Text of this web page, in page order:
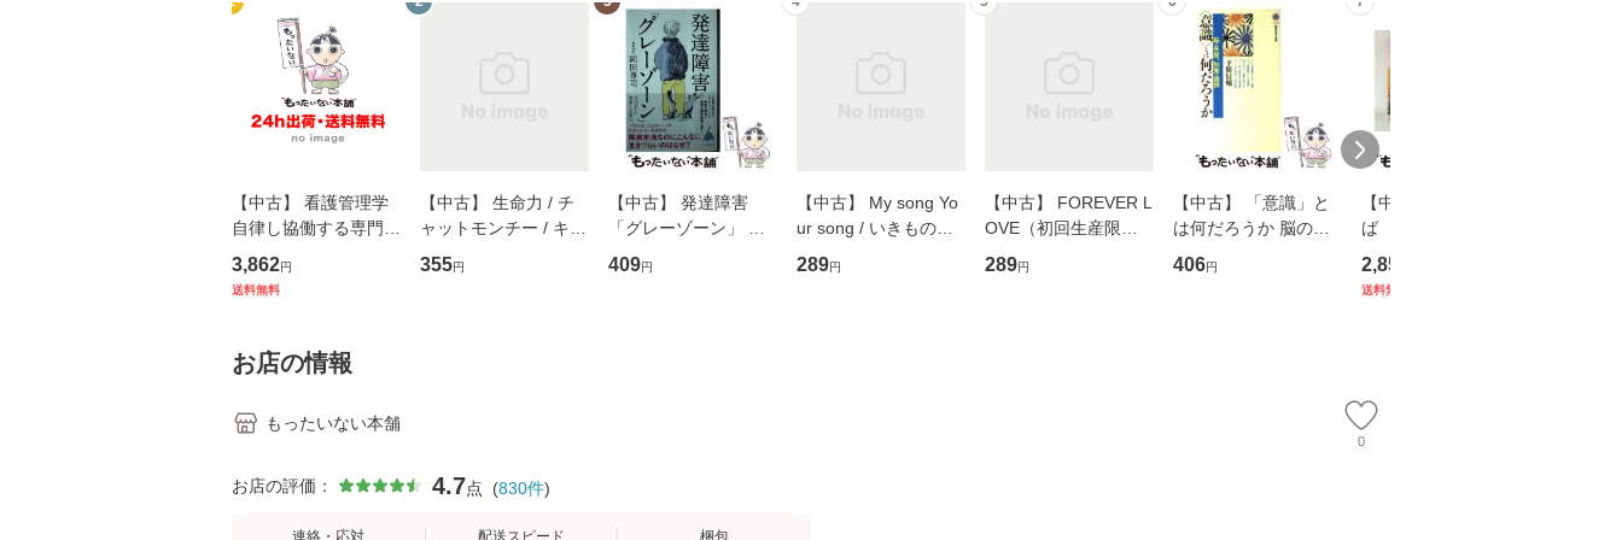
【中古】 看護管理学
自律し協働する専門職
の看護マネジメントス
キル 改訂第3版 (看護
堂 [単行
3,862円
送料無料
【中古】 生命力 / チ
ャットモンチー / キュ
ーンレコード [CD]
【メール便送料無料】
355円
【中古】 発達障害
「グレーゾーン」 そ
の正しい理解と克服法
(SB新書 572) / 岡田尊
409円
【中古】 My song Yo
ur song / いきものが
かり / [CD]【メール便
送料無料】
289円
【中古】 FOREVER L
OVE（初回生産限定
盤） / 清水翔太×加藤
ミリヤ / [CD]【メール
289円
【中古】 「意識」と
は何だろうか 脳の来
歴、知覚の錯誤 （講
談社現代新書） / 下条
406円
【中古】 耳をすませ
ば 〈2枚組〉 [DVD] /
ブエナ・ビスタ・ホー
ム・エンターテイメン
2,852
送料無料
お店の情報
もったいない本舗
0
お店の評価： 4.7点 (830件)